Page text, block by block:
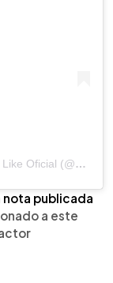
Una publicación compartida por Chisme No Like Oficial (@chismenolikeofficial)
nota publicada
a este